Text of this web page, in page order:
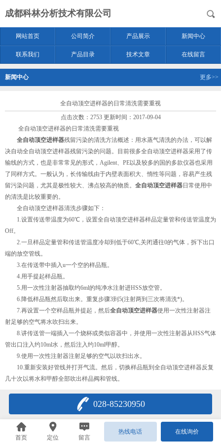
成都科林分析技术有限公司
网站首页 公司简介 产品展示 新闻中心
联系我们 产品目录 技术文章 在线留言
新闻中心 更多>>
全自动顶空进样器的日常清洗需要重视
点击次数：2753 更新时间：2017-09-04
全自动顶空进样器的日常清洗需要重视
全自动顶空进样器残留污染的清洗方法概述：用水蒸气清洗的办法，可以解
决自动全自动顶空进样器残留污染的问题。目前很多全自动顶空进样器采用了传
输线的方式，也是非常常见的形式，Agilent、PE以及较多的国的多款仪器也采用
了同样方式。一般认为，长传输线由于内壁表面积大、惰性等问题，容易产生残
留污染问题，尤其是极性较大、沸点较高的物质。 全自动顶空进样器日常使用中
的清洗是比较重要的。
全自动顶空进样器清洗步骤如下：
1.设置传送带温度为60℃，设置全自动顶空进样器样品定量管和传送管温度为
Off。
2.一旦样品定量管和传送管温度冷却到低于60℃,关闭通往0的气体，拆下出口
端的放空管线。
3.在传送带中插入u一个空的样品瓶。
4.用手提起样品瓶。
5.用一次性注射器抽取约6ml的纯净水注射进HSS放空管。
6.降低样品瓶然后取出来。重复步骤3到5(注射两到三次将清洗*)。
7.再设置一个空样品瓶并提起，然后全自动顶空进样器使用一次性注射器注
射足够的空气将水吹扫出来。
8.讲传送管一端插入一个烧杯或类似容器中，并使用一次性注射器从HSS气体
管出口注入约10ml水，然后注入约10ml甲醇。
9.使用一次性注射器注射足够的空气以吹扫出水。
10.重新安装好管线并打开气流。然后，切换样品瓶到全自动顶空进样器反复
几十次以将水和甲醇全部吹出样品阀和管线。
028-85230950
首页 定位 留言
热线电话 在线询价